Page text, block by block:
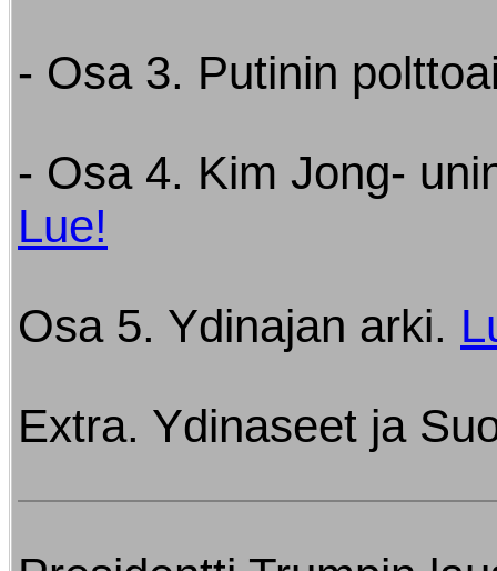
- Osa 3. Putinin
- Osa 4. Kim Jong-
Lue!
Osa 5. Ydinajan arki.
Extra. Ydinaseet ja